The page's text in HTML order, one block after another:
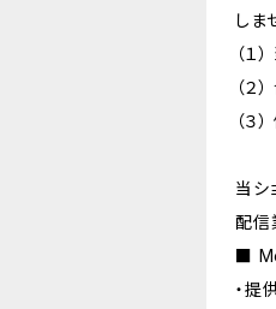
しま
（
（
（
当シ
配信
■
・提